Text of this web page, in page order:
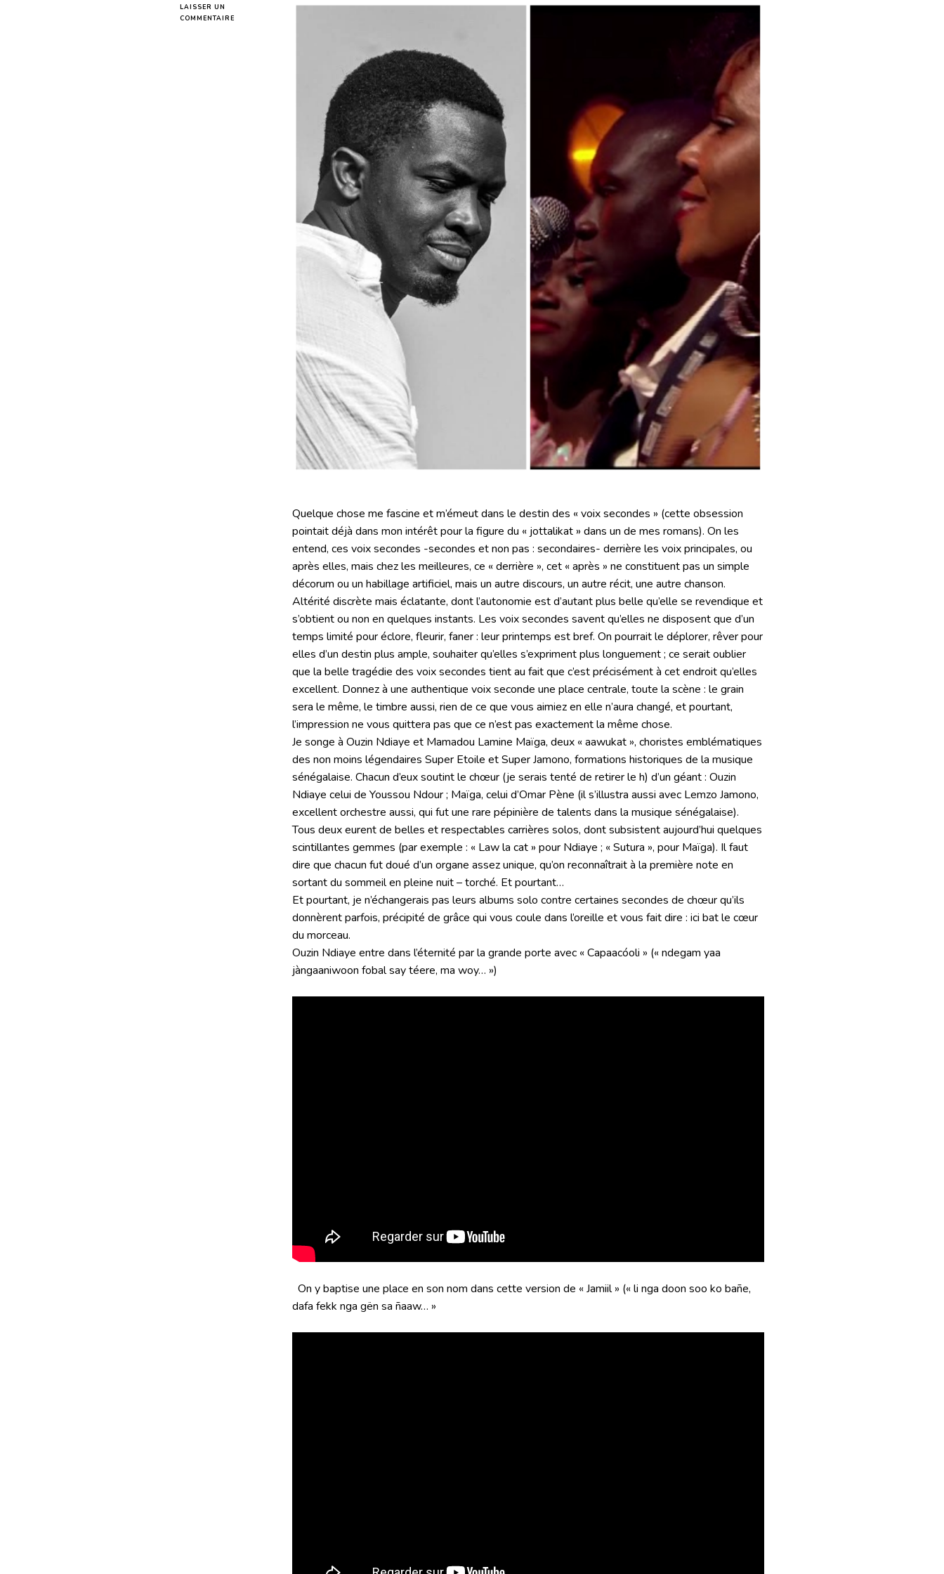
LAISSER UN
COMMENTAIRE
Quelque chose me fascine et m’émeut dans le destin des « voix secondes » (cette obsession
pointait déjà dans mon intérêt pour la figure du « jottalikat » dans un de mes romans). On les
entend, ces voix secondes -secondes et non pas : secondaires- derrière les voix principales, ou
après elles, mais chez les meilleures, ce « derrière », cet « après » ne constituent pas un simple
décorum ou un habillage artificiel, mais un autre discours, un autre récit, une autre chanson.
Altérité discrète mais éclatante, dont l’autonomie est d’autant plus belle qu’elle se revendique et
s’obtient ou non en quelques instants. Les voix secondes savent qu’elles ne disposent que d’un
temps limité pour éclore, fleurir, faner : leur printemps est bref. On pourrait le déplorer, rêver pour
elles d’un destin plus ample, souhaiter qu’elles s’expriment plus longuement ; ce serait oublier
que la belle tragédie des voix secondes tient au fait que c’est précisément à cet endroit qu’elles
excellent. Donnez à une authentique voix seconde une place centrale, toute la scène : le grain
sera le même, le timbre aussi, rien de ce que vous aimiez en elle n’aura changé, et pourtant,
l’impression ne vous quittera pas que ce n’est pas exactement la même chose.
Je songe à Ouzin Ndiaye et Mamadou Lamine Maïga, deux « aawukat », choristes emblématiques
des non moins légendaires Super Etoile et Super Jamono, formations historiques de la musique
sénégalaise. Chacun d’eux soutint le chœur (je serais tenté de retirer le h) d’un géant : Ouzin
Ndiaye celui de Youssou Ndour ; Maïga, celui d’Omar Pène (il s’illustra aussi avec Lemzo Jamono,
excellent orchestre aussi, qui fut une rare pépinière de talents dans la musique sénégalaise).
Tous deux eurent de belles et respectables carrières solos, dont subsistent aujourd’hui quelques
scintillantes gemmes (par exemple : « Law la cat » pour Ndiaye ; « Sutura », pour Maïga). Il faut
dire que chacun fut doué d’un organe assez unique, qu’on reconnaîtrait à la première note en
sortant du sommeil en pleine nuit – torché. Et pourtant…
Et pourtant, je n’échangerais pas leurs albums solo contre certaines secondes de chœur qu’ils
donnèrent parfois, précipité de grâce qui vous coule dans l’oreille et vous fait dire : ici bat le cœur
du morceau.
Ouzin Ndiaye entre dans l’éternité par la grande porte avec « Capaacóoli » (« ndegam yaa
jàngaaniwoon fobal say téere, ma woy… »)
On y baptise une place en son nom dans cette version de « Jamiil » (« li nga doon soo ko bañe,
dafa fekk nga gën sa ñaaw… »